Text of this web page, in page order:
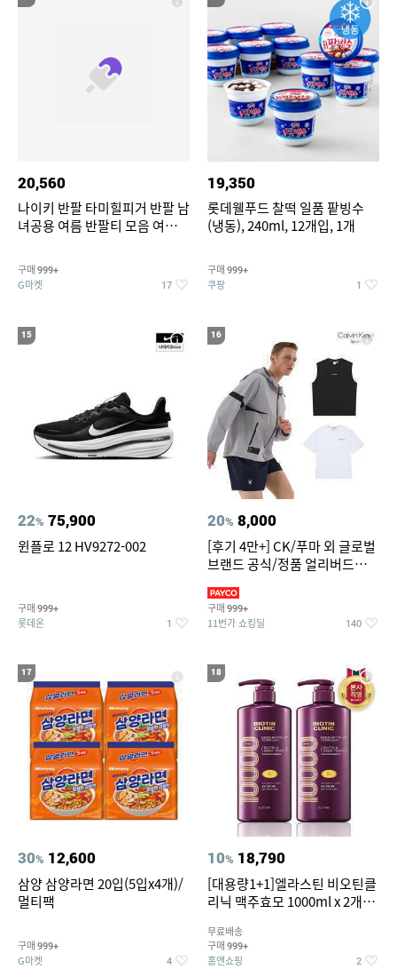
20,560
나이키 반팔 타미힐피거 반팔 남
녀공용 여름 반팔티 모음 여름
구매 999+
G마켓 17
19,350
롯데웰푸드 찰떡 일품 팥빙수
(냉동), 240ml, 12개입, 1개
구매 999+
쿠팡 1
15
22% 75,900
윈플로 12 HV9272-002
구매 999+
롯데온 1
16
20% 8,000
[후기 4만+] CK/푸마 외 글로벌
브랜드 공식/정품 얼리버드
구매 999+
11번가 쇼킹딜 140
17
30% 12,600
삼양 삼양라면 20입(5입x4개)/
멀티팩
구매 999+
G마켓 4
18
10% 18,790
[대용량1+1]엘라스틴 비오틴클
리닉 맥주효모 1000ml x 2개
무료배송
구매 999+
홈앤쇼핑 2